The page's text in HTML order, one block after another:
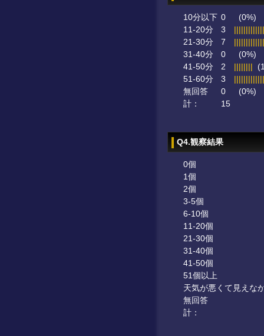
10分以下 0
(0%)
11-20分
3
|||||||||||||
21-30分
7
31-40分
0
(0%)
41-50分
2 ||||||||
51-60分
3
|||||||||||||
無回答
0
(0%)
計：
15
Q4.観察結果
0個
1個
2個
3-5個
6-10個
11-20個
21-30個
31-40個
41-50個
51個以上
天気が悪くて見えな
無回答
計：